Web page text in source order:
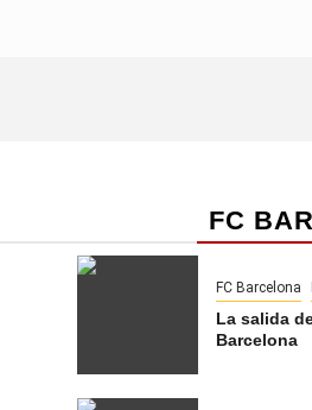
FC
FC Barcelona
La salida
Barcelona